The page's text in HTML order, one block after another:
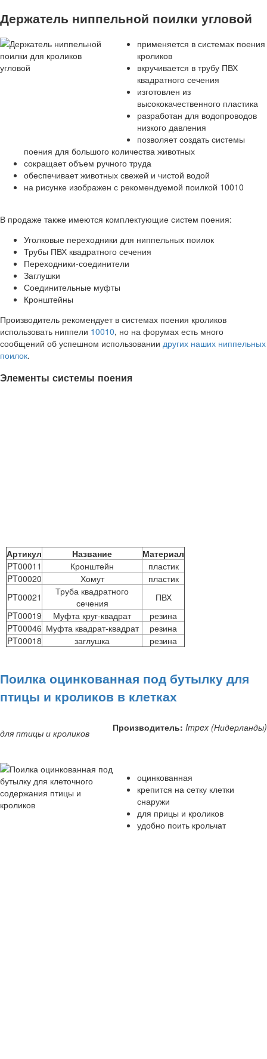
Держатель ниппельной поилки угловой
применяется в системах поения
кроликов
вкручивается в трубу ПВХ
квадратного сечения
изготовлен из
высококачественного пластика
разработан для водопроводов
низкого давления
позволяет создать системы
поения для большого количества животных
сокращает объем ручного труда
обеспечивает животных свежей и чистой водой
на рисунке изображен с рекомендуемой поилкой 10010
В продаже также имеются комплектующие систем поения:
Уголковые переходники для ниппельных поилок
Трубы ПВХ квадратного сечения
Переходники-соединители
Заглушки
Соединительные муфты
Кронштейны
Производитель рекомендует в системах поения кроликов
использовать ниппели 10010, но на форумах есть много
сообщений об успешном использовании других наших ниппельных
поилок.
Элементы системы поения
Артикул Название
Материал
PT00011
Кронштейн
пластик
PT00020
Хомут
пластик
PT00021
Труба квадратного
сечения
ПВХ
PT00019
Муфта круг-квадрат
резина
PT00046 Муфта квадрат-квадрат
резина
PT00018
заглушка резина
Поилка оцинкованная под бутылку для
птицы и кроликов в клетках
для птицы и кроликов Производитель: Impex (Нидерланды)
оцинкованная
крепится на сетку клетки
снаружи
для прицы и кроликов
удобно поить крольчат